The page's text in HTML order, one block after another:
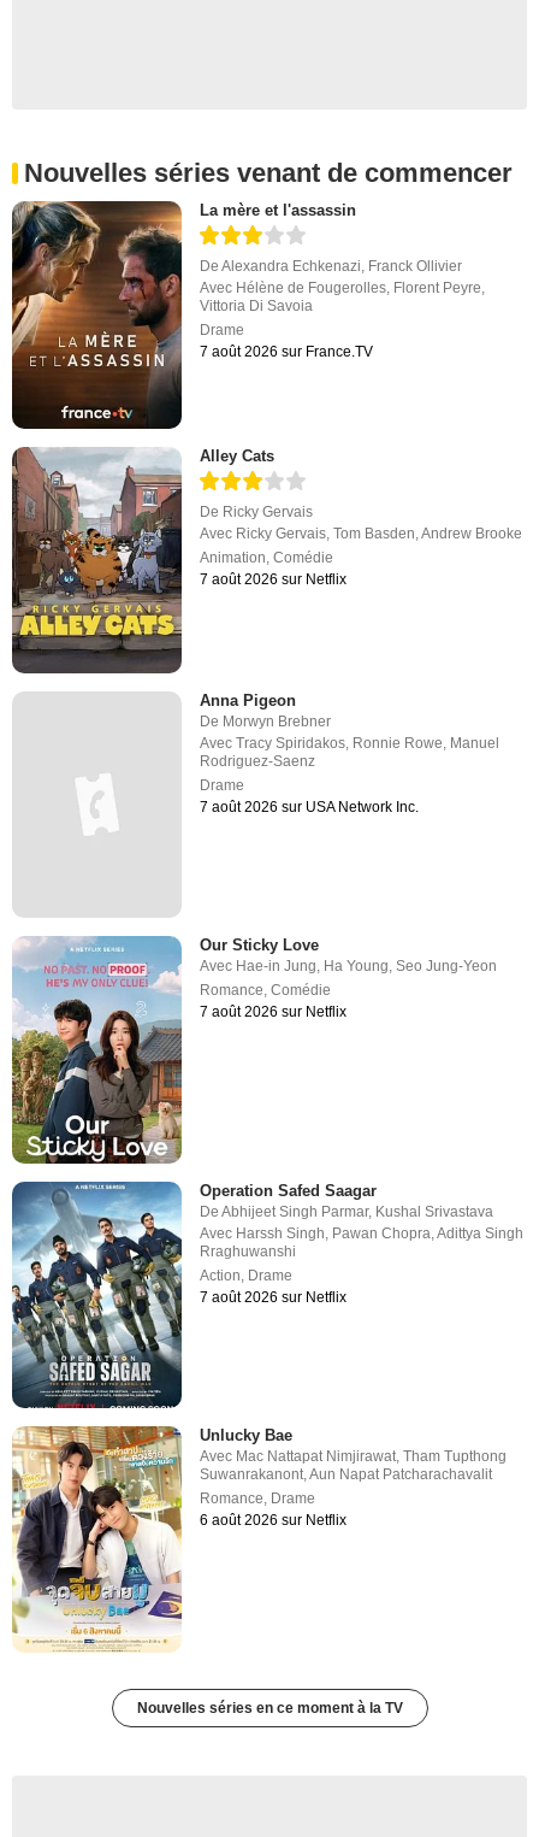
Nouvelles séries venant de commencer
La mère et l'assassin
DeAlexandra Echkenazi, Franck Ollivier
Avec Hélène de Fougerolles, Florent Peyre,
Vittoria Di Savoia
Drame
7 août 2026 sur France.TV
Alley Cats
De Ricky Gervais
Avec Ricky Gervais ,Tom Basden ,Andrew Brooke
Animation ,Comédie
7 août 2026 sur Netflix
Anna Pigeon
De Morwyn Brebner
AvecTracy Spiridakos, Ronnie Rowe, Manuel
Rodriguez-Saenz
Drame
7 août 2026 sur USA Network Inc.
Our Sticky Love
Avec Hae-in Jung, Ha Young,Seo Jung-Yeon
Romance,Comédie
7 août 2026 sur Netflix
Operation Safed Saagar
DeAbhijeet Singh Parmar, Kushal Srivastava
Avec Harssh Singh Pawan Chopra ,Adittya Singh
Rraghuwanshi
Action Drame
7 août 2026 sur Netflix
Unlucky Bae
Avec Mac Nattapat Nimjirawat,Tham Tupthong
Suwanrakanont,Aun Napat Patcharachavalit
Romance, Drame
6 août 2026 sur Netflix
Nouvelles séries en ce moment à la TV